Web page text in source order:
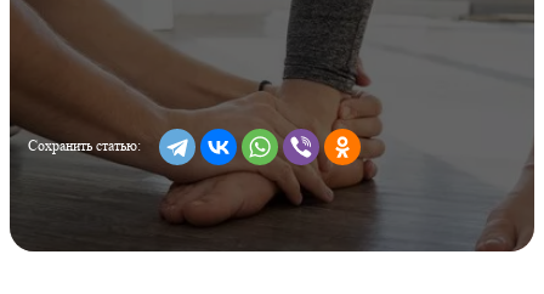
Сохранить статью: